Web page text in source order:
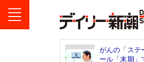
がんの「ステ
ール「末期